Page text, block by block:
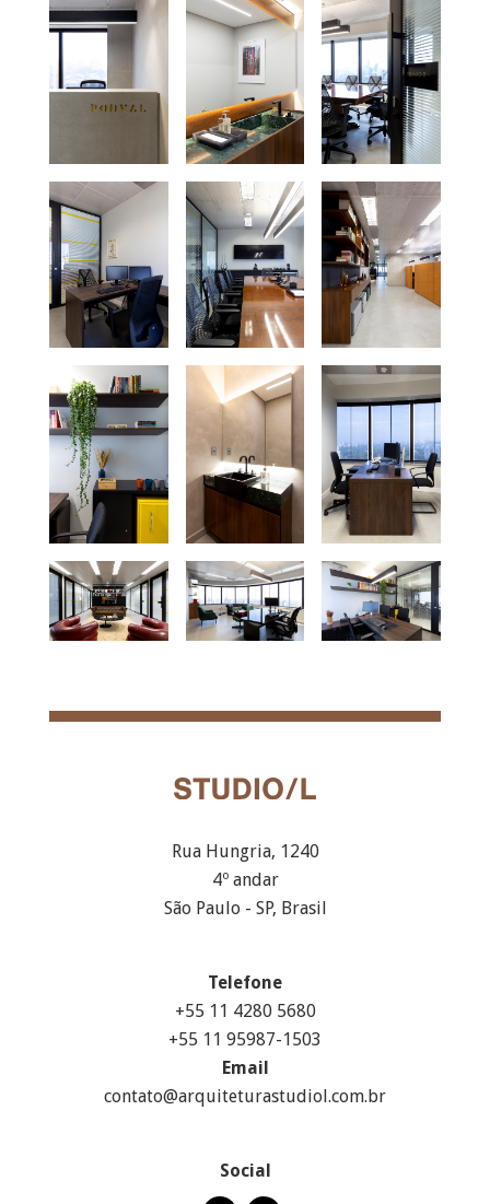
Rua Hungria, 1240
4º andar
São Paulo - SP, Brasil
Telefone
+55 11 4280 5680
+55 11 95987-1503
Email
contato@arquiteturastudiol.com.br
Social